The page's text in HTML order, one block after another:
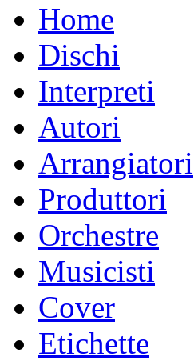
Home
Dischi
Interpreti
Autori
Arrangiatori
Produttori
Orchestre
Musicisti
Cover
Etichette